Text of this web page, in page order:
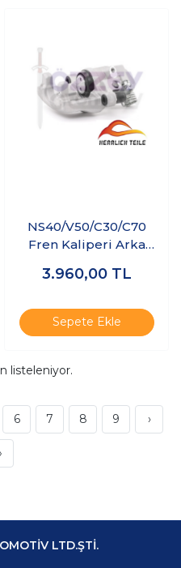
NS40/V50/C30/C70
Fren Kaliperi Arka
3.960,00 TL
Sepete Ekle
listeleniyor.
6 7 8 9 ›
LTD.ŞTİ.